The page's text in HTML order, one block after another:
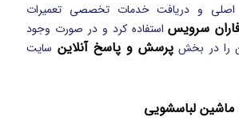
اصلی و دریافت خدمات تخصصی تعمیرات
سرویساستفاده کرد و در صورت وجود
را در بخش پرسش و پاسخ آنلاین سایت
لباسشویی